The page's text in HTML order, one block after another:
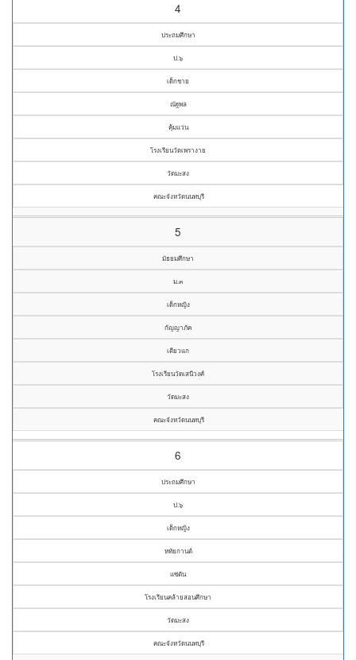
4
ประถมศึกษา
ป.๖
เด็กชาย
ณัฐพล
คุ้มแว่น
โรงเรียนวัดเพรางาย
วัดมะสง
คณะจังหวัดนนทบุรี
5
มัธยมศึกษา
ม.๓
เด็กหญิง
กัญญาภัค
เตียวแก
โรงเรียนวัดเสนีวงศ์
วัดมะสง
คณะจังหวัดนนทบุรี
6
ประถมศึกษา
ป.๖
เด็กหญิง
หทัยกานต์
แซ่ตัน
โรงเรียนคล้ายสอนศึกษา
วัดมะสง
คณะจังหวัดนนทบุรี